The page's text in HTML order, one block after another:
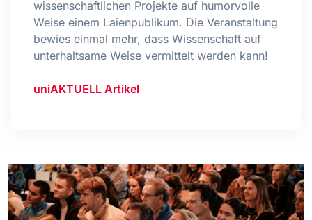
wissenschaftlichen Projekte auf humorvolle
Weise einem Laienpublikum. Die Veranstaltung
bewies einmal mehr, dass Wissenschaft auf
unterhaltsame Weise vermittelt werden kann!
uniAKTUELL Artikel